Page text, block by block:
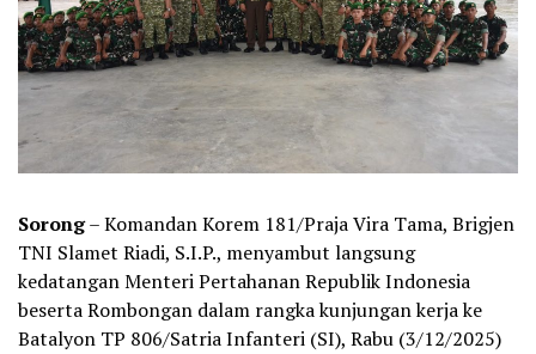
Sorong– Komandan Korem 181/Praja Vira Tama, Brigjen
TNI Slamet Riadi, S.I.P., menyambut langsung
kedatangan Menteri Pertahanan Republik Indonesia
beserta Rombongan dalam rangka kunjungan kerja ke
Batalyon TP 806/Satria Infanteri (SI), Rabu (3/12/2025)